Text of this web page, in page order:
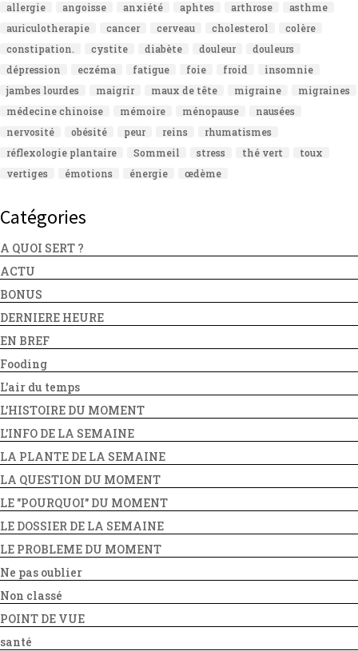
allergie angoisse anxiété aphtes arthrose
asthme
auriculotherapie
cancer cerveau cholesterol
colère
constipation.
cystite diabète douleur
douleurs
dépression
eczéma fatigue foie froid
insomnie
jambes lourdes
maigrir maux de tête migraine
migraines
médecine chinoise
mémoire ménopause
nausées
nervosité
obésité peur reins
rhumatismes
réflexologie plantaire
Sommeil stress thé vert
toux
vertiges
émotions énergie œdème
Catégories
A QUOI SERT ?
ACTU
BONUS
DERNIERE HEURE
EN BREF
Fooding
L'air du temps
L'HISTOIRE DU MOMENT
L'INFO DE LA SEMAINE
LA PLANTE DE LA SEMAINE
LA QUESTION DU MOMENT
LE "POURQUOI" DU MOMENT
LE DOSSIER DE LA SEMAINE
LE PROBLEME DU MOMENT
Ne pas oublier
Non classé
POINT DE VUE
santé